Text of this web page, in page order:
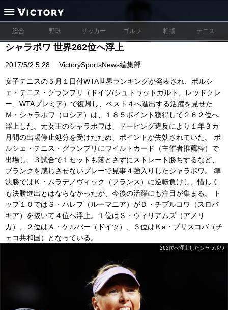
総合 野球 サッカー ゴルフ 相撲 テニス
シャラポワ 世界262位へ浮上
2017/5/2 5:28 VictorySportsNews編集部
女子テニスの５月１日付WTA世界ランキングが発表され、ポルシ
ェ・テニス・グランプリ（ドイツ/シュトゥットガルト、レッドクレ
ー、WTAプレミア）で復帰し、ベスト４へ進出する活躍を見せた
Ｍ・シャラポワ（ロシア）は、１８５ポイント獲得して２６２位へ
浮上した。元女王のシャラポワは、ドーピング違反により１年３カ
月間の出場停止処分を受けたため、ポイントが失効されていた。 ポ
ルシェ・テニス・グランプリにワイルトカード（主催者推薦枠）で
出場し、３試合で１セットも落とさずにストレート勝ちするなど、
ブランクを感じさせないプレーで見事４強入りしたシャラポワ。 準
決勝ではＫ・ムラデノヴィック（フランス）に逆転負けし、惜しく
も決勝進出とはならなかったが、今後の活躍にも注目が集まる。 ト
ップ１０ではＳ・ハレプ（ルーマニア）がＤ・チブルコワ（スロバ
キア）を抜いて４位へ浮上。１位はＳ・ウィリアムズ（アメリ
カ）、２位はＡ・ケルバー（ドイツ）、３位はＫa・プリスコバ（チ
ェコ共和国）となっている。
262位へ浮上したシャラポワ